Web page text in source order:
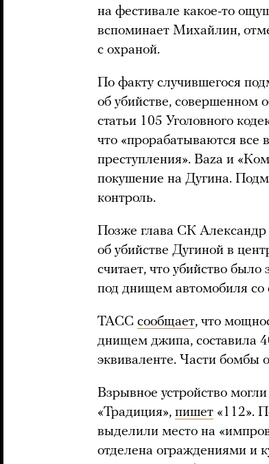
на фестивале какое-то
вспоминает Михайлин,
с охраной.
По факту случившегося
об убийстве, совершенном
статьи 105 Уголовного
что «прорабатываются
преступления». Baza и
покушение на Дугина.
контроль.
Позже глава СК
об убийстве Дугиной в
считает, что убийство
под днищем автомобиля со
ТАСС сообщает, что
днищем джипа, составила
эквиваленте. Части бомбы
Взрывное устройство
«Традиция», пишет «112».
выделили место на
отделена ограждениями и